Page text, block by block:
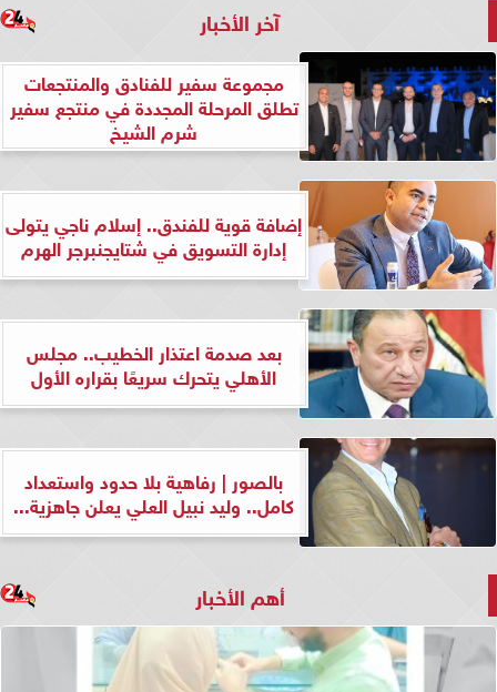
آخر الأخبار
مجموعة سفير للفنادق والمنتجعات
تطلق المرحلة المجددة في منتجع سفير
شرم الشيخ
إضافة قوية للفندق.. إسلام ناجي يتولى
إدارة التسويق في شتايجنبرجر الهرم
بعد صدمة اعتذار الخطيب.. مجلس
الأهلي يتحرك سريعًا بقراره الأول
بالصور | رفاهية بلا حدود واستعداد
كامل.. وليد نبيل العلي يعلن جاهزية...
أهم الأخبار